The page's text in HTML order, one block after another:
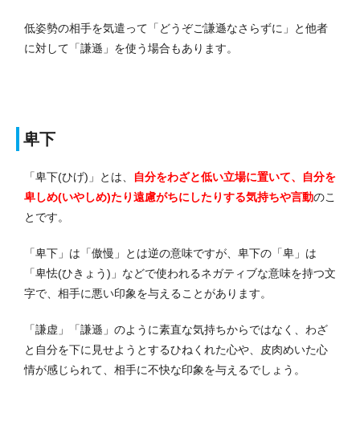
低姿勢の相手を気遣って「どうぞご謙遜なさらずに」と他者
に対して「謙遜」を使う場合もあります。
卑下
「卑下(ひげ)」とは、
自分をわざと低い立場に置いて、自分を
卑しめ(いやしめ)たり遠慮がちにしたりする気持ちや言動のこ
とです。
「卑下」は「傲慢」とは逆の意味ですが、卑下の「卑」は
「卑怯(ひきょう)」などで使われるネガティブな意味を持つ文
字で、相手に悪い印象を与えることがあります。
「謙虚」「謙遜」のように素直な気持ちからではなく、わざ
と自分を下に見せようとするひねくれた心や、皮肉めいた心
情が感じられて、相手に不快な印象を与えるでしょう。